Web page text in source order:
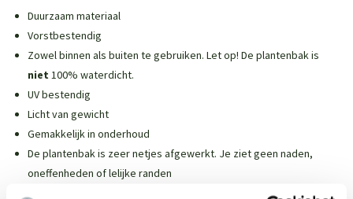
Duurzaam materiaal
Vorstbestendig
Zowel binnen als buiten te gebruiken. Let op! De plantenbak is
niet 100% waterdicht.
UV bestendig
Licht van gewicht
Gemakkelijk in onderhoud
De plantenbak is zeer netjes afgewerkt. Je ziet geen naden,
oneffenheden of lelijke randen